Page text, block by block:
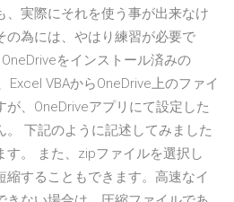
、実際にそれを使う事が出来なけ
の為には、やはり練習が必要で
をインストール済みの
Excel VBAからOneDrive上のファイ
、OneDriveアプリにて設定した
下記のように記述してみました
す。 また、zipファイルを選択し
縮することもできます。高速なイ